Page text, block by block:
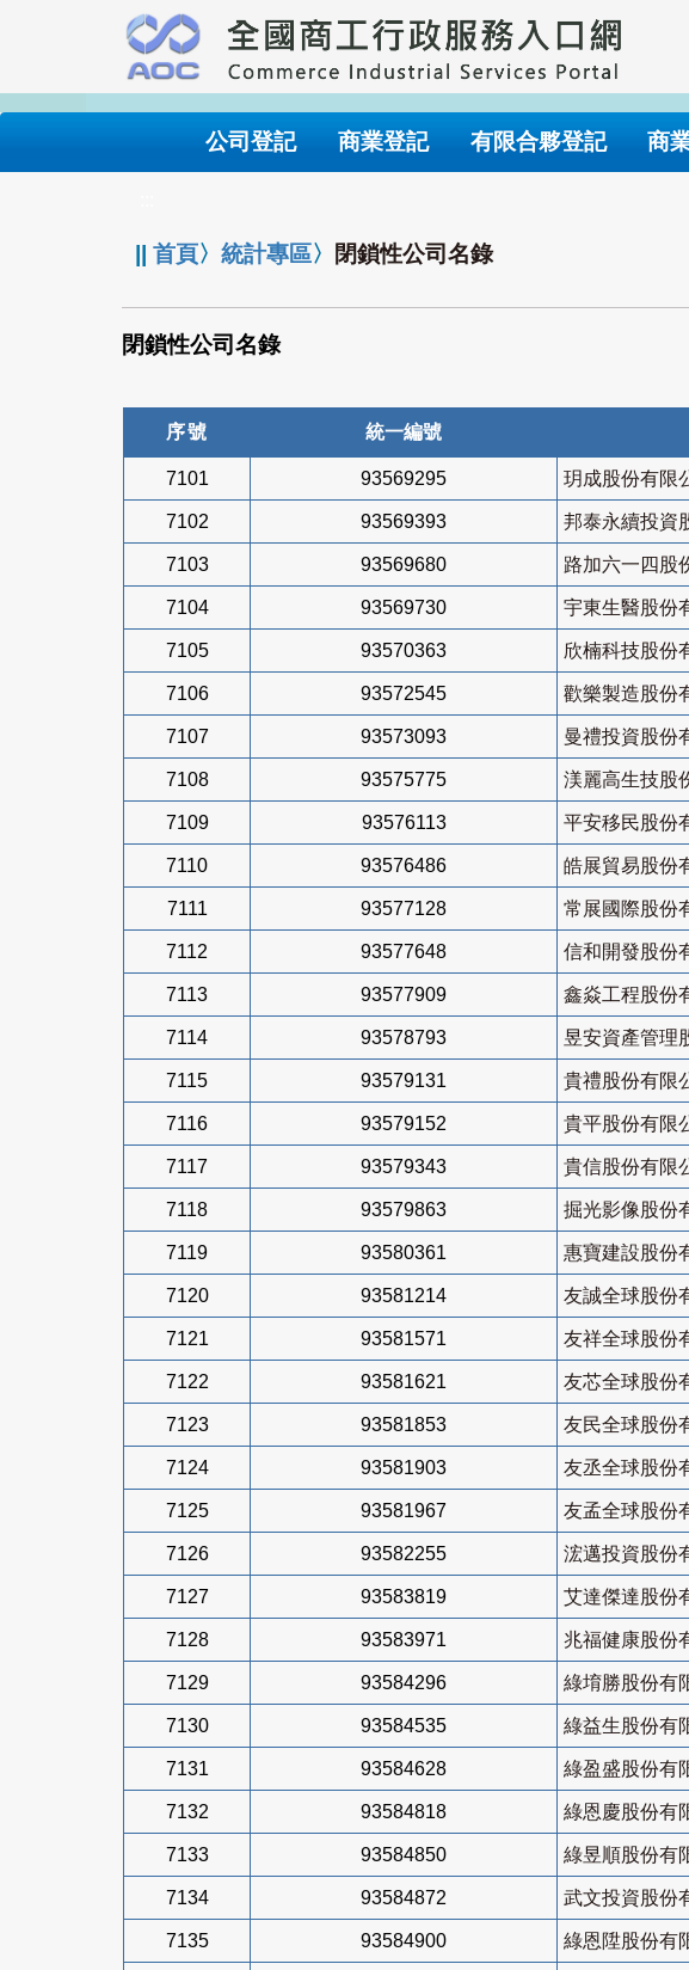
要
內
公司登記 商業登記 有限合夥登記 商
||首頁〉統計專區〉 閉鎖性公司名錄
閉鎖性公司名錄
序號 統一編號
7101 93569295 玥成股份有限
7102 93569393 邦泰永續投資
7103 93569680 路加六一四股
7104 93569730 宇東生醫股份
7105 93570363 欣楠科技股份
7106 93572545 歡樂製造股份
7107 93573093 曼禮投資股份
7108 93575775 渼麗高生技股
7109 93576113 平安移民股份
7110 93576486 皓展貿易股份
7111 93577128 常展國際股份
7112 93577648 信和開發股份
7113 93577909 鑫焱工程股份
7114 93578793 昱安資產管理
7115 93579131 貴禮股份有限
7116 93579152 貴平股份有限
7117 93579343 貴信股份有限
7118 93579863 掘光影像股份
7119 93580361 惠寶建設股份
7120 93581214 友誠全球股份
7121 93581571 友祥全球股份
7122 93581621 友芯全球股份
7123 93581853 友民全球股份
7124 93581903 友丞全球股份
7125 93581967 友孟全球股份
7126 93582255 浤邁投資股份
7127 93583819 艾達傑達股份
7128 93583971 兆福健康股份
7129 93584296 綠堉勝股份有
7130 93584535 綠益生股份有
7131 93584628 綠盈盛股份有
7132 93584818 綠恩慶股份有
7133 93584850 綠昱順股份有
7134 93584872 武文投資股份
7135 93584900 綠恩陞股份有